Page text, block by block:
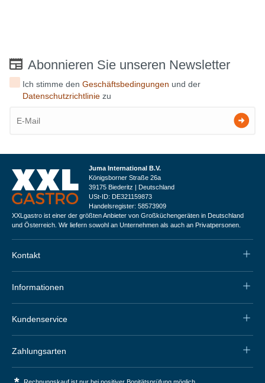
Abonnieren Sie unseren Newsletter
Ich stimme denGeschäftsbedingungen und der
Datenschutzrichtlinie zu
Juma International B.V.
Königsborner Straße 26a
39175 Biederitz | Deutschland
USt-ID: DE321159873
Handelsregister: 58573909
XXLgastro ist einer der größten Anbieter von Großküchengeräten in Deutschland
und Österreich. Wir liefern sowohl an Unternehmen als auch an Privatpersonen.
Kontakt
Informationen
Kundenservice
Zahlungsarten